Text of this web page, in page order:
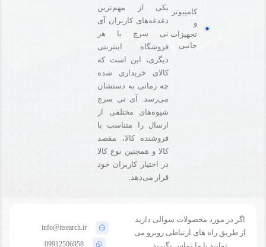
کامپیوتر
و
تجهیزات
جانبی
یکی از مهم‌ترین
دغدغه‌های کاربران آی
تی سرچ یا هر
فروشگاه‌ اینترنتی
دیگری، این است که
کالای خریداری شده
چه زمانی به دستشان
می‌رسد. آی تی سرچ
شیوه‌های مختلفی از
ارسال را متناسب با
فروشنده کالا،‌ مقصد
کالا و همچنین نوع کالا
در اختیار کاربران خود
قرار می‌دهد.
اگر در مورد محصولات سوالی دارید
از طریق راه های ارتباطی روبرو می
info@itsearch.ir
09912506958